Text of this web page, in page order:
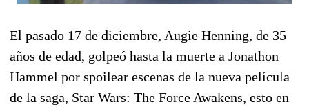
El pasado 17 de diciembre, Augie Henning, de 35
años de edad, golpeó hasta la muerte a Jonathon
Hammel por spoilear escenas de la nueva película
de la saga, Star Wars: The Force Awakens, esto en